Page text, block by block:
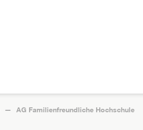
AG Familienfreundliche Hochschule